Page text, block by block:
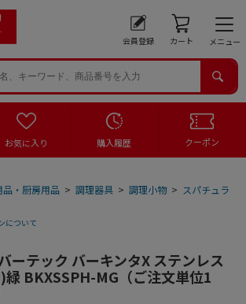
会員登録 カート メニュー
お気に入り 購入履歴 クーポン
品・厨房用品 > 調理器具 > 調理小物 > スパチュラ
について
ーテック バーキンタX ステンレス
BKXSSPH-MG（ご注文単位1